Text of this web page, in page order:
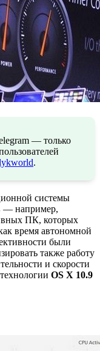
— только
.
системы
— например,
ПК, которых
время автономной
были
также работу
и скорости
OS X 10.9